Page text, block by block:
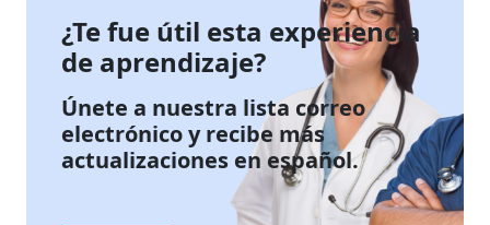
¿Te fue útil esta experiencia
de aprendizaje?
Únete a nuestra lista correo
electrónico y recibe más
actualizaciones en español.